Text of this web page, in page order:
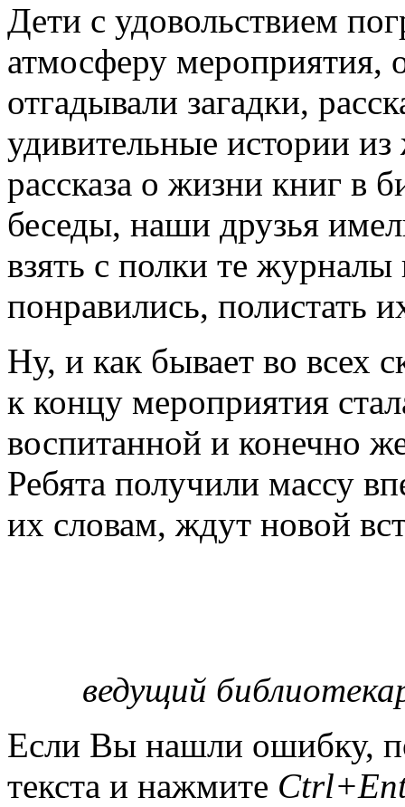
Дети с удовольствием
атмосферу мероприятия,
отгадывали загадки,
удивительные истории
рассказа о жизни книг в
беседы, наши друзья
взять с полки те
понравились, полистать
Ну, и как бывает во всех
к концу мероприятия
воспитанной и конечно
Ребята получили массу
их словам, ждут новой
ведущий
Если Вы нашли ошибку,
текста и нажмите